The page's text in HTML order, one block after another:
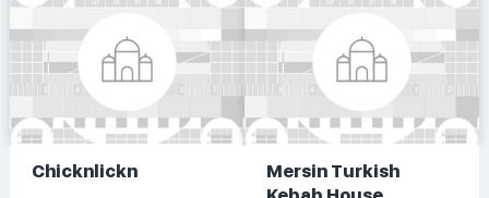
Chicknlickn
Mersin Turkish